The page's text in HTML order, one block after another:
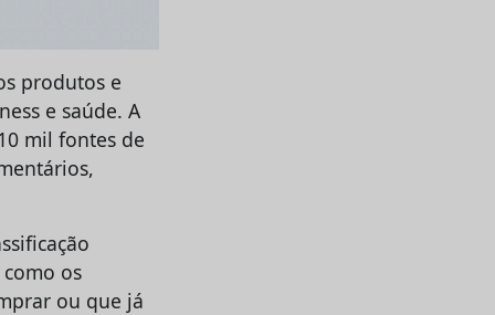
produtos e
e saúde. A
mil fontes de
os
ou que já